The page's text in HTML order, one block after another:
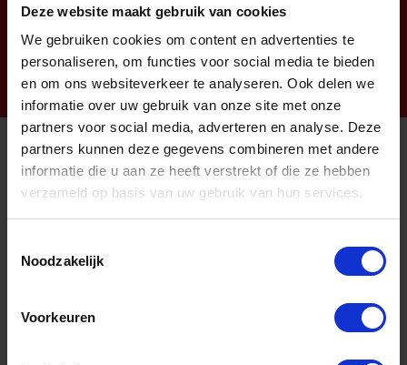
Deze website maakt gebruik van cookies
We gebruiken cookies om content en advertenties te
personaliseren, om functies voor social media te bieden
en om ons websiteverkeer te analyseren. Ook delen we
informatie over uw gebruik van onze site met onze
partners voor social media, adverteren en analyse. Deze
partners kunnen deze gegevens combineren met andere
informatie die u aan ze heeft verstrekt of die ze hebben
verzameld op basis van uw gebruik van hun services.
Noodzakelijk
Voorkeuren
Nieuwsbrief
Informatie
Klachtenregeling Ome Dick